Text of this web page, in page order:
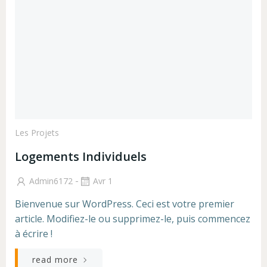
Les Projets
Logements Individuels
Admin6172 - Avr 1
Bienvenue sur WordPress. Ceci est votre premier
article. Modifiez-le ou supprimez-le, puis commencez
à écrire !
read more